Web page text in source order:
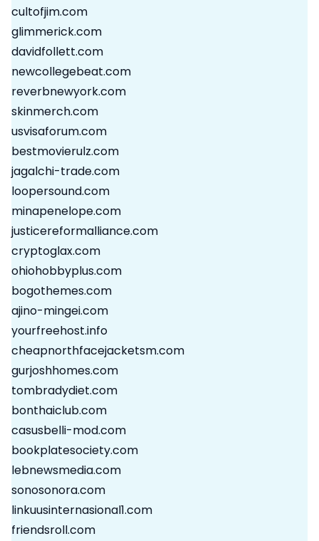
cultofjim.com
glimmerick.com
davidfollett.com
newcollegebeat.com
reverbnewyork.com
skinmerch.com
usvisaforum.com
bestmovierulz.com
jagalchi-trade.com
loopersound.com
minapenelope.com
justicereformalliance.com
cryptoglax.com
ohiohobbyplus.com
bogothemes.com
ajino-mingei.com
yourfreehost.info
cheapnorthfacejacketsm.com
gurjoshhomes.com
tombradydiet.com
bonthaiclub.com
casusbelli-mod.com
bookplatesociety.com
lebnewsmedia.com
sonosonora.com
linkuusinternasional1.com
friendsroll.com